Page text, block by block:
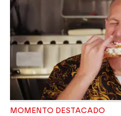
MOMENTO DESTACADO